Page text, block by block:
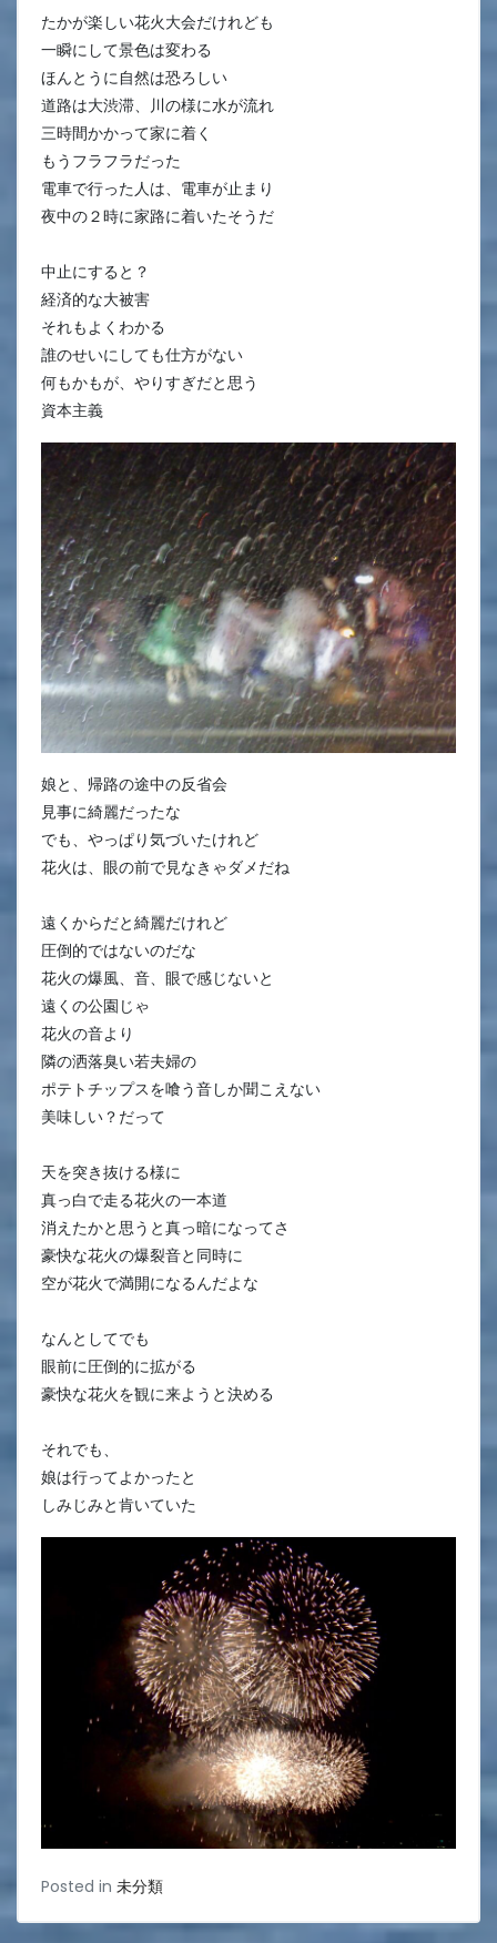
たかが楽しい花火大会だけれども
一瞬にして景色は変わる
ほんとうに自然は恐ろしい
道路は大渋滞、川の様に水が流れ
三時間かかって家に着く
もうフラフラだった
電車で行った人は、電車が止まり
夜中の２時に家路に着いたそうだ
中止にすると？
経済的な大被害
それもよくわかる
誰のせいにしても仕方がない
何もかもが、やりすぎだと思う
資本主義
娘と、帰路の途中の反省会
見事に綺麗だったな
でも、やっぱり気づいたけれど
花火は、眼の前で見なきゃダメだね
遠くからだと綺麗だけれど
圧倒的ではないのだな
花火の爆風、音、眼で感じないと
遠くの公園じゃ
花火の音より
隣の洒落臭い若夫婦の
ポテトチップスを喰う音しか聞こえない
美味しい？だって
天を突き抜ける様に
真っ白で走る花火の一本道
消えたかと思うと真っ暗になってさ
豪快な花火の爆裂音と同時に
空が花火で満開になるんだよな
なんとしてでも
眼前に圧倒的に拡がる
豪快な花火を観に来ようと決める
それでも、
娘は行ってよかったと
しみじみと肯いていた
Posted in 未分類